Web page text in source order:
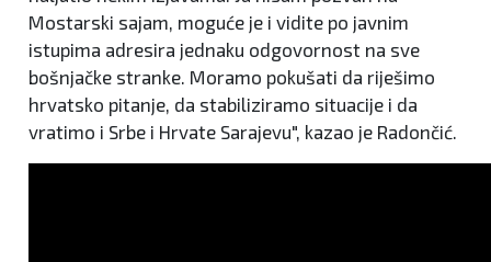
Mostarski sajam, moguće je i vidite po javnim
istupima adresira jednaku odgovornost na sve
bošnjačke stranke. Moramo pokušati da riješimo
hrvatsko pitanje, da stabiliziramo situacije i da
vratimo i Srbe i Hrvate Sarajevu", kazao je Radončić.